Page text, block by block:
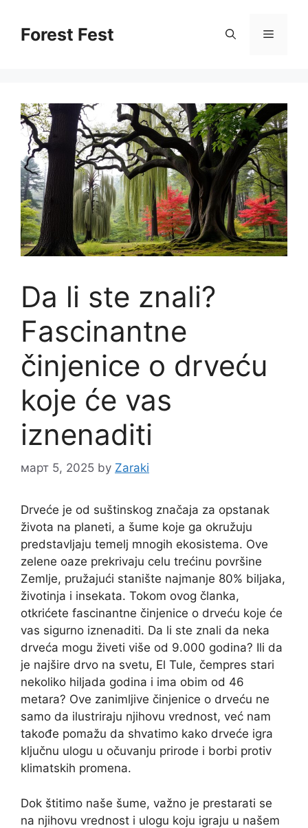
contentForest Fest Menu
Da li ste znali?
Fascinantne
činjenice o drveću
koje će vas
iznenaditi
март 5, 2025 by Zaraki
Drveće je od suštinskog značaja za opstanak
života na planeti, a šume koje ga okružuju
predstavljaju temelj mnogih ekosistema. Ove
zelene oaze prekrivaju celu trećinu površine
Zemlje, pružajući stanište najmanje 80% biljaka,
životinja i insekata. Tokom ovog članka,
otkrićete fascinantne činjenice o drveću koje će
vas sigurno iznenaditi. Da li ste znali da neka
drveća mogu živeti više od 9.000 godina? Ili da
je najšire drvo na svetu, El Tule, čempres stari
nekoliko hiljada godina i ima obim od 46
metara? Ove zanimljive činjenice o drveću ne
samo da ilustriraju njihovu vrednost, već nam
takođe pomažu da shvatimo kako drveće igra
ključnu ulogu u očuvanju prirode i borbi protiv
klimatskih promena.
Dok štitimo naše šume, važno je prestarati se
na njihovu vrednost i ulogu koju igraju u našem